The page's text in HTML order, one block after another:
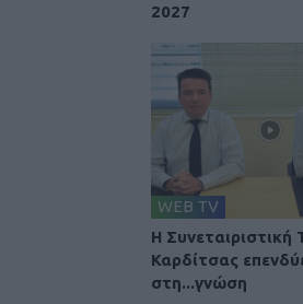
2027
WEB TV
Η Συνεταιριστική
Καρδίτσας
στη...γνώση